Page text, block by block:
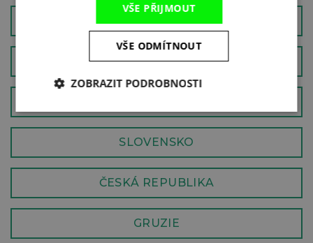
ŠVÝCARSKO
NORSKO
SLOVENSKO
ČESKÁ REPUBLIKA
GRUZIE
VŠE PŘIJMOUT
VŠE ODMÍTNOUT
ZOBRAZIT PODROBNOSTI